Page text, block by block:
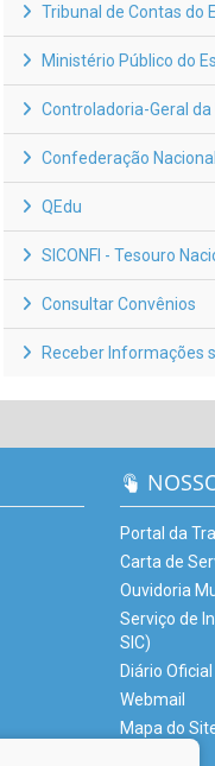
Tribunal de Contas do
Ministério Público do
Controladoria-Geral da
Confederação
QEdu
SICONFI - Tesouro
Consultar Convênios
Receber Informações
Portal da
Carta de
Ouvidoria
Serviço de
SIC)
Diário Oficial
Webmail
Mapa do